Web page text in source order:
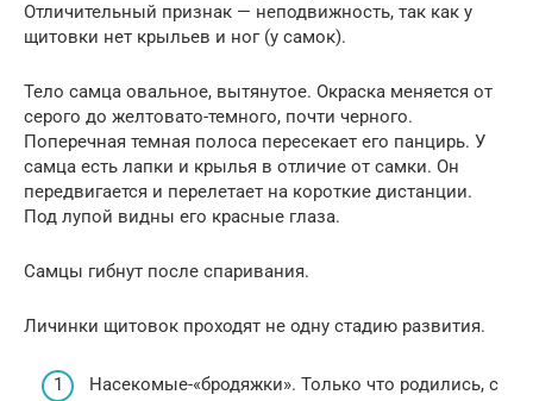
Отличительный признак — неподвижность, так как у
щитовки нет крыльев и ног (у самок).
Тело самца овальное, вытянутое. Окраска меняется от
серого до желтовато-темного, почти черного.
Поперечная темная полоса пересекает его панцирь. У
самца есть лапки и крылья в отличие от самки. Он
передвигается и перелетает на короткие дистанции.
Под лупой видны его красные глаза.
Самцы гибнут после спаривания.
Личинки щитовок проходят не одну стадию развития.
Насекомые-«бродяжки». Только что родились, с